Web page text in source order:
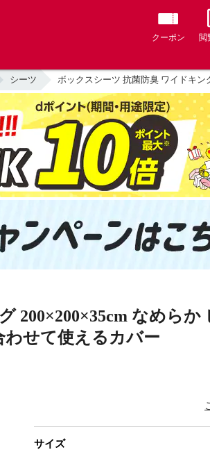
クーポン 閲
シーツ ボックスシーツ 抗菌防臭 ワイドキ
200×200×35cm なめらか
わせて使えるカバー
サイズ